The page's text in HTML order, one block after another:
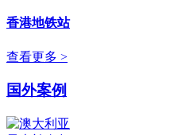
香港地铁站
查看更多 >
国外案例